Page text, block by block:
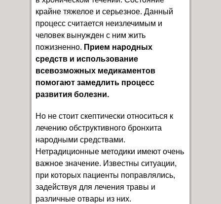
крайне тяжелое и серьезное. Данный
процесс считается неизлечимым и
человек вынужден с ним жить
пожизненно. Прием народных
средств и использование
всевозможных медикаментов
помогают замедлить процесс
развития болезни.
Но не стоит скептически относиться к
лечению обструктивного бронхита
народными средствами.
Нетрадиционные методики имеют очень
важное значение. Известны ситуации,
при которых пациенты поправлялись,
задействуя для лечения травы и
различные отвары из них.